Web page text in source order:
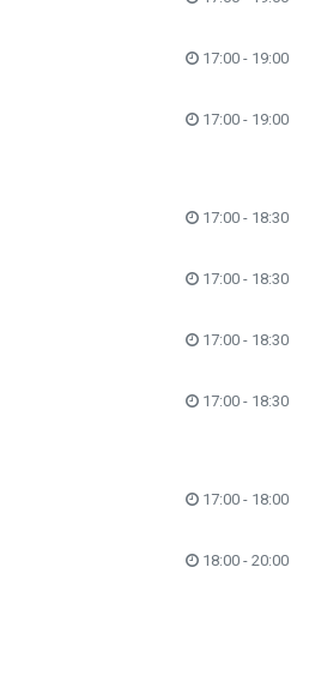
17:00 - 19:00
17:00 - 19:00
17:00 - 18:30
17:00 - 18:30
17:00 - 18:30
17:00 - 18:30
17:00 - 18:00
18:00 - 20:00